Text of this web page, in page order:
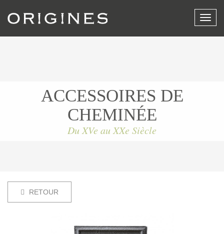
le
ACCESSOIRES DE
CHEMINÉE
Du XVe au XXe Siècle
RETOUR